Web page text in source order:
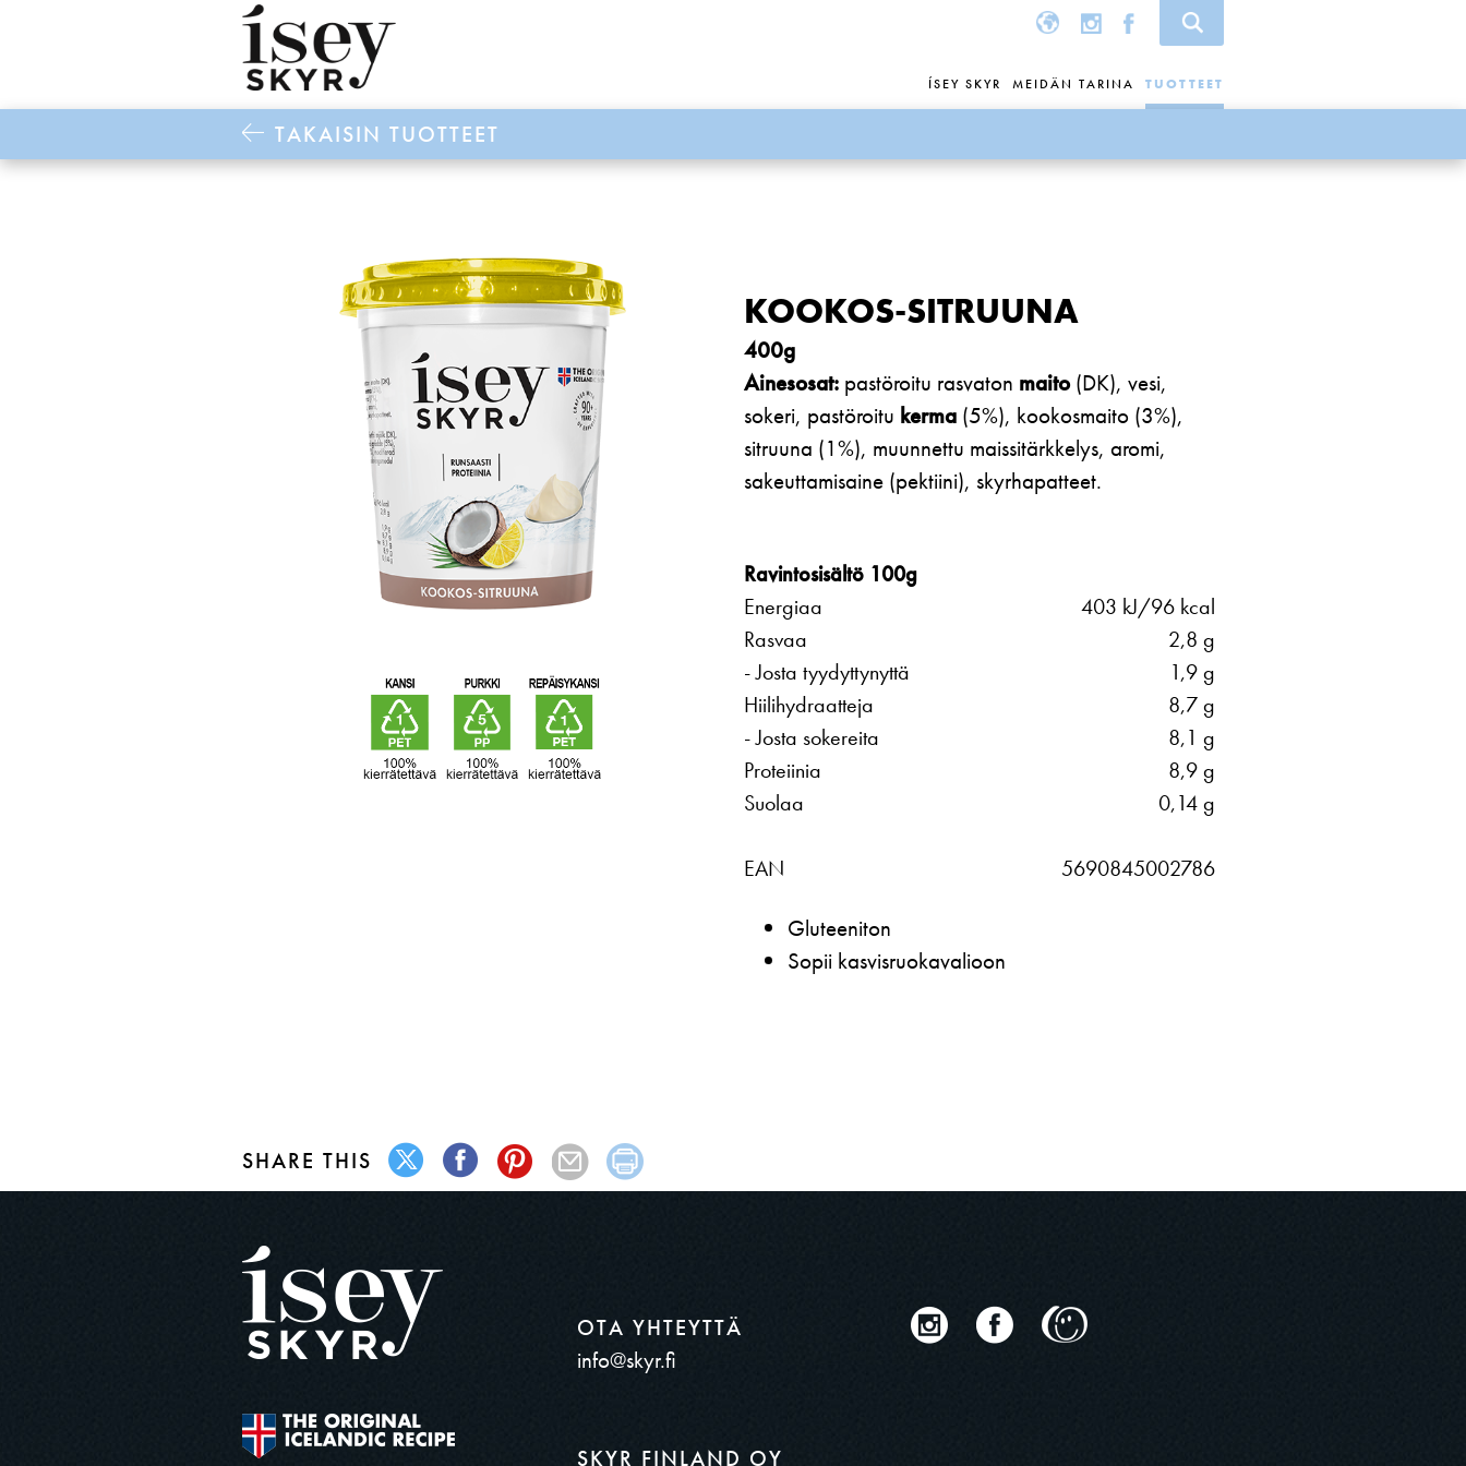
ÍSEY SKYR MEIDÄN TARINA TUOTTEET
TAKAISIN TUOTTEET
KOOKOS-SITRUUNA
400g
Ainesosat: pastöroitu rasvaton maito(DK), vesi,
sokeri, pastöroitu kerma (5%), kookosmaito (3%),
sitruuna (1%), muunnettu maissitärkkelys, aromi,
sakeuttamisaine (pektiini), skyrhapatteet.
Ravintosisältö 100g
Energiaa
403 kJ/96 kcal
Rasvaa
- Josta tyydyttynyttä
2,8 g
1,9 g
Hiilihydraatteja
- Josta sokereita
8,7 g
8,1 g
Proteiinia
8,9 g
Suolaa
0,14 g
EAN 5690845002786
Gluteeniton
Sopii kasvisruokavalioon
SHARE THIS
OTA YHTEYTTÄ
info@skyr.fi
SKYR FINLAND OY